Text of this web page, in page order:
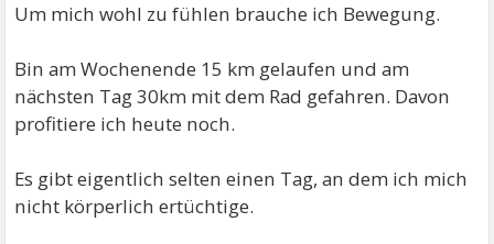
Um mich wohl zu fühlen brauche ich Bewegung.
Bin am Wochenende 15 km gelaufen und am
nächsten Tag 30km mit dem Rad gefahren. Davon
profitiere ich heute noch.
Es gibt eigentlich selten einen Tag, an dem ich mich
nicht körperlich ertüchtige.